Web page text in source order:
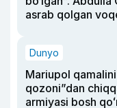
asrab qolgan
Dunyo
Mariupol
qozoni”dan
armiyasi bosh